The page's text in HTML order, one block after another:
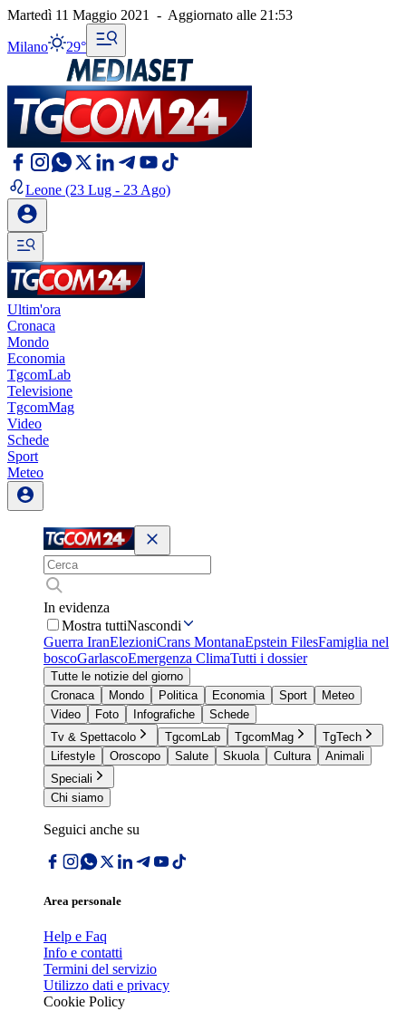
Martedì 11 Maggio 2021 - Aggiornato alle 21:53
Milano 29°
Leone (23 Lug - 23 Ago)
Ultim'ora
Cronaca
Mondo
Economia
TgcomLab
Televisione
TgcomMag
Video
Schede
Sport
Meteo
In evidenza
Mostra tuttiNascondi
Guerra IranElezioniCrans MontanaEpstein FilesFamiglia nel
boscoGarlascoEmergenza ClimaTutti i dossier
Tutte le notizie del giorno
Cronaca
Mondo Politica Economia Sport
Meteo
Video
Foto Infografiche
Schede
Tv & Spettacolo
TgcomLab TgcomMag
TgTech
Lifestyle
Oroscopo Salute Skuola Cultura
Animali
Speciali
Chi siamo
Seguici anche su
Area personale
Help e Faq
Info e contatti
Termini del servizio
Utilizzo dati e privacy
Cookie Policy